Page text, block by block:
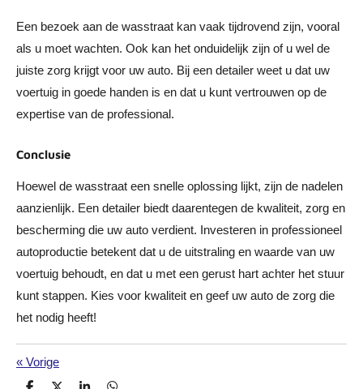
Een bezoek aan de wasstraat kan vaak tijdrovend zijn, vooral
als u moet wachten. Ook kan het onduidelijk zijn of u wel de
juiste zorg krijgt voor uw auto. Bij een detailer weet u dat uw
voertuig in goede handen is en dat u kunt vertrouwen op de
expertise van de professional.
Conclusie
Hoewel de wasstraat een snelle oplossing lijkt, zijn de nadelen
aanzienlijk. Een detailer biedt daarentegen de kwaliteit, zorg en
bescherming die uw auto verdient. Investeren in professioneel
autoproductie betekent dat u de uitstraling en waarde van uw
voertuig behoudt, en dat u met een gerust hart achter het stuur
kunt stappen. Kies voor kwaliteit en geef uw auto de zorg die
het nodig heeft!
« Vorige